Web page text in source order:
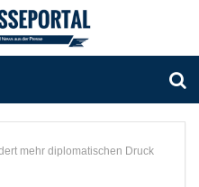
mehr diplomatischen Druck